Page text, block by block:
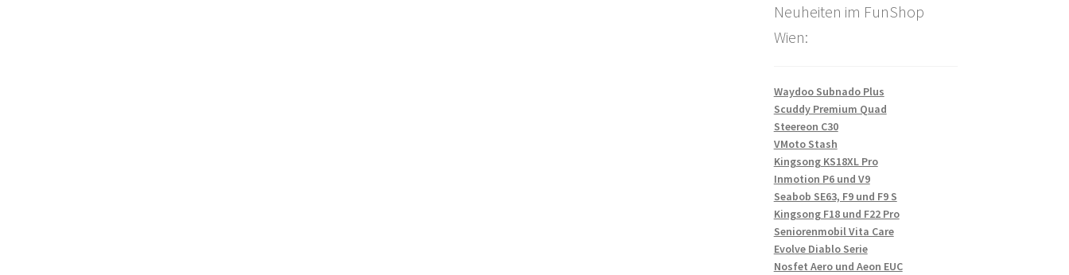
Neuheiten im FunShop
Wien:
Waydoo Subnado Plus
Scuddy Premium Quad
Steereon C30
VMoto Stash
Kingsong KS18XL Pro
Inmotion P6 und V9
Seabob SE63, F9 und F9 S
Kingsong F18 und F22 Pro
Seniorenmobil Vita Care
Evolve Diablo Serie
Nosfet Aero und Aeon EUC